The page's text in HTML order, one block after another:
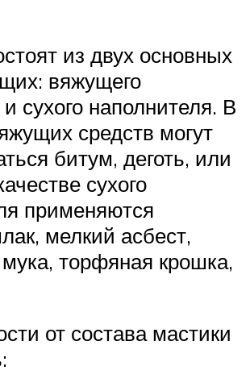
из двух основных
вяжущего
сухого наполнителя. В
средств могут
битум, деготь, или
сухого
применяются
мелкий асбест,
торфяная крошка,
от состава мастики